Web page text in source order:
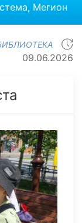
Мегион
09.06.2026